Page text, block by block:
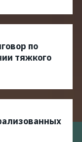
по
тяжкого